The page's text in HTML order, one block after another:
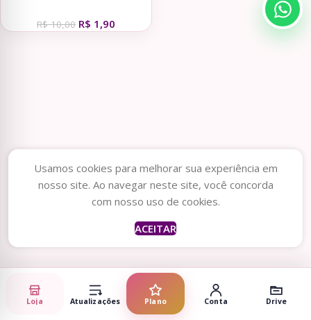
R$10,00 R$ 1,90
Usamos cookies para melhorar sua experiência em
nosso site. Ao navegar neste site, você concorda
com nosso uso de cookies.
ACEITAR
Loja Atualizações Plano Conta Drive